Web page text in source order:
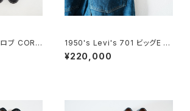
ブ CORT
ファー D
1950's Levi's 701 ビッグE 2
4×30
¥220,000